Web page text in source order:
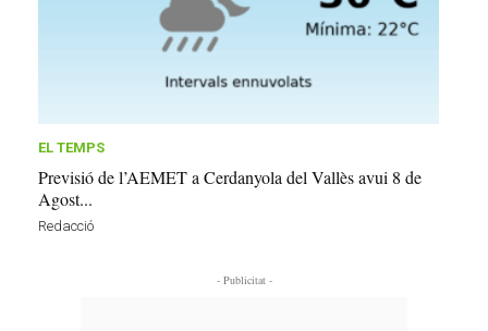
EL TEMPS
Previsió de l’AEMET a Cerdanyola del Vallès avui 8 de
Agost...
Redacció
- Publicitat -